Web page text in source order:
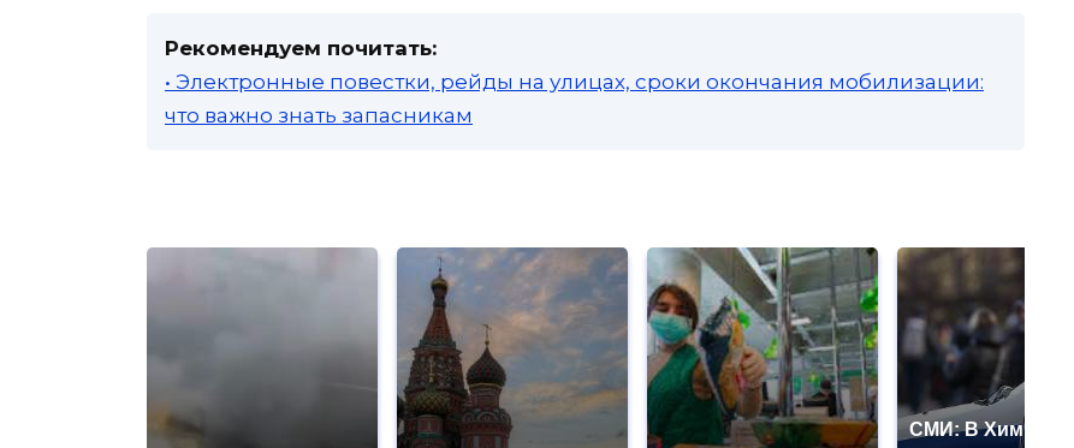
Рекомендуем почитать:
• Электронные повестки, рейды на улицах, сроки окончания мобилизации:
что важно знать запасникам
СМИ: В Химках на